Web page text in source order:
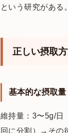
という研究がある。
正しい摂取
基本的な摂取量
維持量：3〜5g/日
回に分割）→その